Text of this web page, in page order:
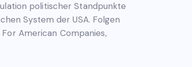
politischer Standpunkte
System der USA. Folgen
American Companies,